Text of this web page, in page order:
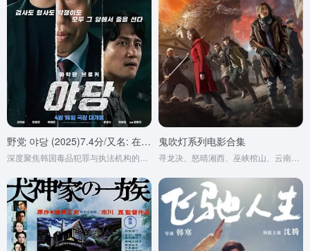
野党 야당 (2025)7.4分/又名: 在野党 / 反对党 / YADANG: The Snitch 鬼吹灯系列电影合集